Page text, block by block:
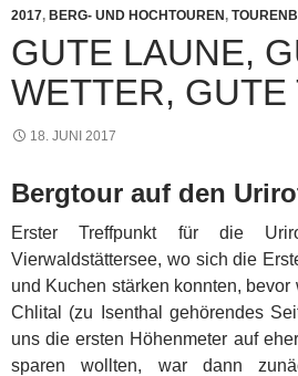
2017, BERG- UND HOCHTOUREN,
GUTE LAUNE,
WETTER, GUTE
18. JUNI 2017
Bergtour auf den
Erster Treffpunkt für die
Vierwaldstättersee, wo sich die
und Kuchen stärken konnten,
Chlital (zu Isenthal gehörendes
uns die ersten Höhenmeter auf
sparen wollten, war dann